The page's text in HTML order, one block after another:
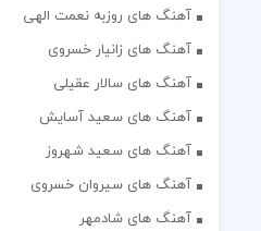
آهنگ های روزبه نعمت الهی
آهنگ های زانیار خسروی
آهنگ های سالار عقیلی
آهنگ های سعید آسایش
آهنگ های سعید شهروز
آهنگ های سیروان خسروی
آهنگ های شادمهر